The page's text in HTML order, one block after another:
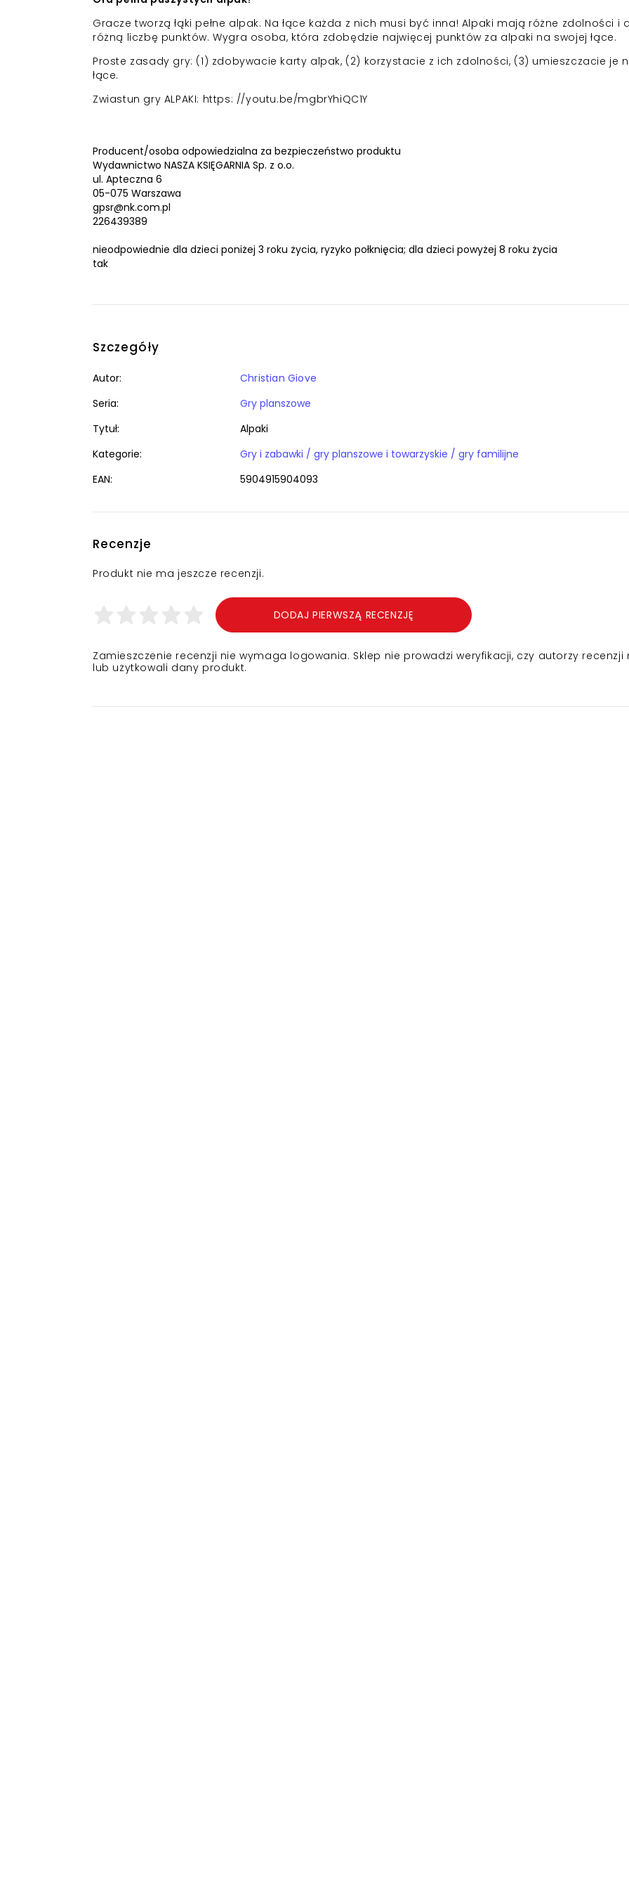
Gracze tworzą łąki pełne alpak. Na łące każda z nich musi być inna! Alpaki mają różne zdolności i
różną liczbę punktów. Wygra osoba, która zdobędzie najwięcej punktów za alpaki na swojej łące.
Proste zasady gry: (1) zdobywacie karty alpak, (2) korzystacie z ich zdolności, (3) umieszczacie je
łące.
Zwiastun gry ALPAKI: https: //youtu.be/mgbrYhiQC1Y
Producent/osoba odpowiedzialna za bezpieczeństwo produktu
Wydawnictwo NASZA KSIĘGARNIA Sp. z o.o.
ul. Apteczna 6
05-075 Warszawa
gpsr@nk.com.pl
226439389
nieodpowiednie dla dzieci poniżej 3 roku życia, ryzyko połknięcia; dla dzieci powyżej 8 roku życia
tak
Szczegóły
Autor:
Christian Giove
Seria:
Gry planszowe
Tytuł:
Alpaki
Kategorie:
Gry i zabawki / gry planszowe i towarzyskie / gry familijne
EAN:
5904915904093
Recenzje
Produkt nie ma jeszcze recenzji.
DODAJ PIERWSZĄ RECENZJĘ
Zamieszczenie recenzji nie wymaga logowania. Sklep nie prowadzi weryfikacji, czy autorzy recenzji
lub użytkowali dany produkt.